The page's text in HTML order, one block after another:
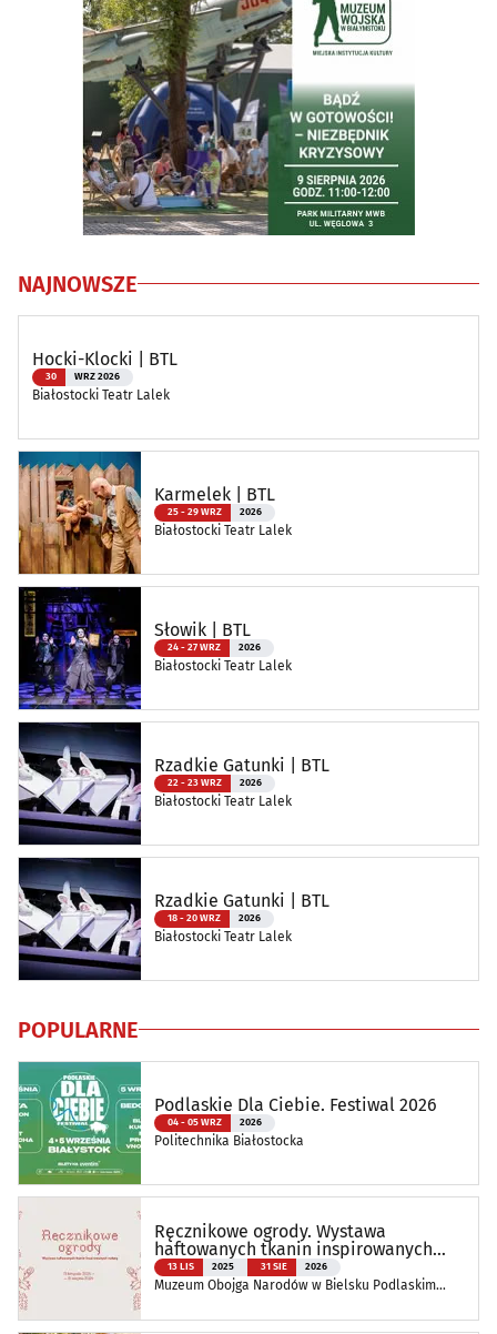
NAJNOWSZE
Hocki-Klocki | BTL
30 WRZ 2026
Białostocki Teatr Lalek
Karmelek | BTL
25 - 29 WRZ 2026
Białostocki Teatr Lalek
Słowik | BTL
24 - 27 WRZ 2026
Białostocki Teatr Lalek
Rzadkie Gatunki | BTL
22 - 23 WRZ 2026
Białostocki Teatr Lalek
Rzadkie Gatunki | BTL
18 - 20 WRZ 2026
Białostocki Teatr Lalek
POPULARNE
Podlaskie Dla Ciebie. Festiwal 2026
04 - 05 WRZ 2026
Politechnika Białostocka
Ręcznikowe ogrody. Wystawa
haftowanych tkanin inspirowanych
naturą
13 LIS 2025 31 SIE 2026
Muzeum Obojga Narodów w Bielsku Podlaskim